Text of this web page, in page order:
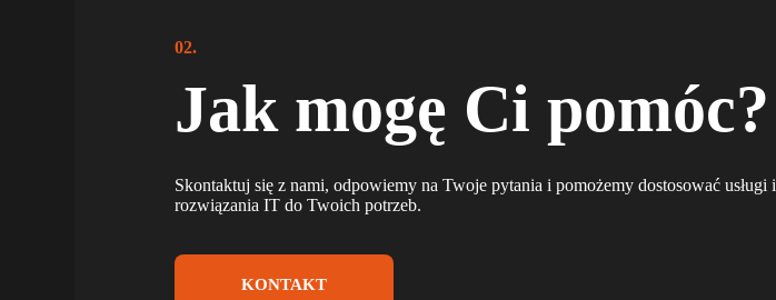
02.
Jak mogę Ci pomóc?
Skontaktuj się z nami, odpowiemy na Twoje pytania i pomożemy dostosować usługi i
rozwiązania IT do Twoich potrzeb.
KONTAKT